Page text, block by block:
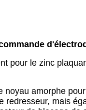
pour le zinc
noyau amorphe
redresseur, mais